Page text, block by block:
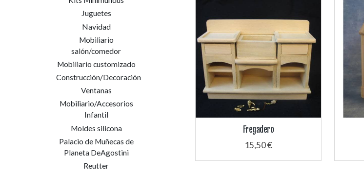
Juguetes
Navidad
Mobiliario
salón/comedor
Mobiliario customizado
Construcción/Decoración
Ventanas
Mobiliario/Accesorios
Infantil
Moldes silicona
Palacio de Muñecas de
Planeta DeAgostini
Reutter
Fregadero
15,50 €